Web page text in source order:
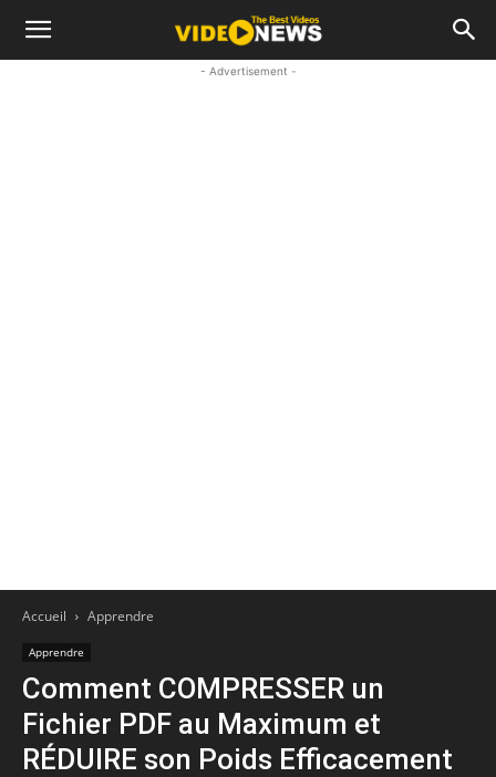
- Advertisement -
Accueil Apprendre
Apprendre
Comment COMPRESSER un
Fichier PDF au Maximum et
RÉDUIRE son Poids Efficacement ️